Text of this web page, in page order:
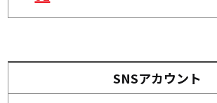
SNSアカウント